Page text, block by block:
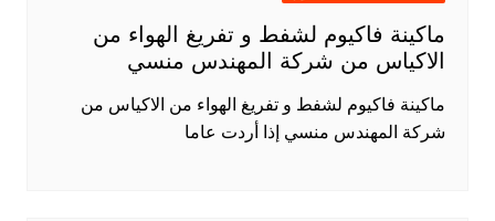
ماكينة فاكيوم لشفط و تفريغ الهواء من
الاكياس من شركة المهندس منسي
ماكينة فاكيوم لشفط و تفريغ الهواء من الاكياس من
شركة المهندس منسي إذا أردت عاما